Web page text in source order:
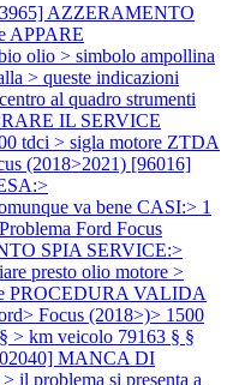
AZZERAMENTO
APPARE
olio > simbolo ampollina
> queste indicazioni
al quadro strumenti
IL SERVICE
tdci > sigla motore ZTDA
(2018>2021) [96016]
va bene CASI:> 1
Problema Ford Focus
SPIA SERVICE:>
presto olio motore >
PROCEDURA VALIDA
Focus (2018>)> 1500
> km veicolo 79163 § §
MANCA DI
il problema si presenta a